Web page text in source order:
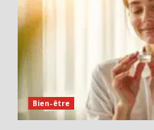
Bien-être